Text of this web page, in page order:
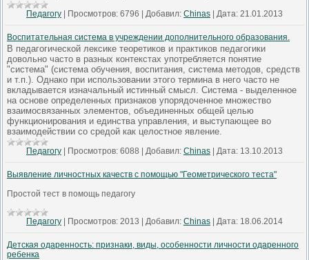
Педагогу
Просмотров: 6796 Добавил: Chinas Дата: 21.01.2013
Воспитательная система в учреждении дополнительного образования.
В педагогической лексике теоретиков и практиков педагогики
довольно часто в разных контекстах употребляется понятие
"система" (система обучения, воспитания, система методов, средств
и т.п.). Однако при использовании этого термина в него часто не
вкладывается изначальный истинный смысл. Система - выделенное
на основе определенных признаков упорядоченное множество
взаимосвязанных элементов, объединенных общей целью
функционирования и единства управления, и выступающее во
взаимодействии со средой как целостное явление.
Педагогу Просмотров: 6088 Добавил: Chinas Дата: 13.10.2013
Выявление личностных качеств с помощью "Геометрического теста"
Простой тест в помощь педагогу
Педагогу Просмотров: 2013 Добавил: Chinas Дата: 18.06.2014
Детская одаренность: признаки, виды, особенности личности одаренного
ребенка